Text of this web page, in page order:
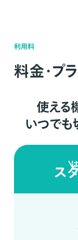
利用料
料金・プ
使える
いつでも
ス